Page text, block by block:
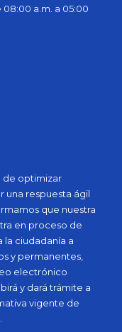
a.m. a 05:00
de optimizar
una respuesta ágil
que nuestra
en proceso de
la ciudadanía a
y permanentes,
electrónico
y dará trámite a
vigente de